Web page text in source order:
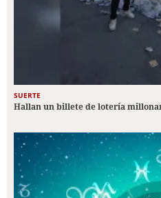
SUERTE
Hallan un billete de lotería